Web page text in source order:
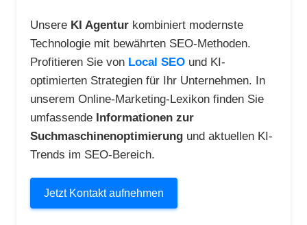
Unsere KI Agentur kombiniert modernste
Technologie mit bewährten SEO-Methoden.
Profitieren Sie von Local SEO und KI-
optimierten Strategien für Ihr Unternehmen. In
unserem Online-Marketing-Lexikon finden Sie
umfassende Informationen zur
Suchmaschinenoptimierung und aktuellen KI-
Trends im SEO-Bereich.
Jetzt Kontakt aufnehmen